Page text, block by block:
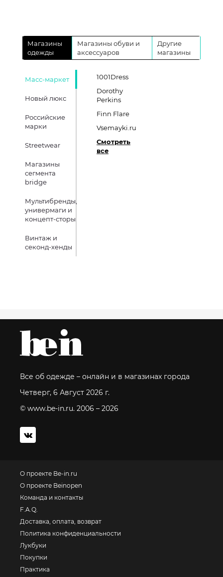
Магазины
одежды
Магазины обуви и
аксессуаров
Другие
магазины
Масс-маркет
Новый люкс
Российские
марки
Streetwear
Магазины
сегмента
bridge
Мультибренды,
универмаги и
концепт-сторы
Винтаж и
секонд-хенды
1001Dress
Dorothy
Perkins
Finn Flare
Vsemayki.ru
Смотреть
все
Все об одежде – онлайн и в магазинах города
Четверг, 6 Август 2026 г.
© www.be-in.ru. 2006 – 2026
О проекте Be-in.ru
О проекте Beinopen
Команда и контакты
F.A.Q.
Доставка, оплата, возврат
Политика конфиденциальности
Лукбуки
Покупки
Практика